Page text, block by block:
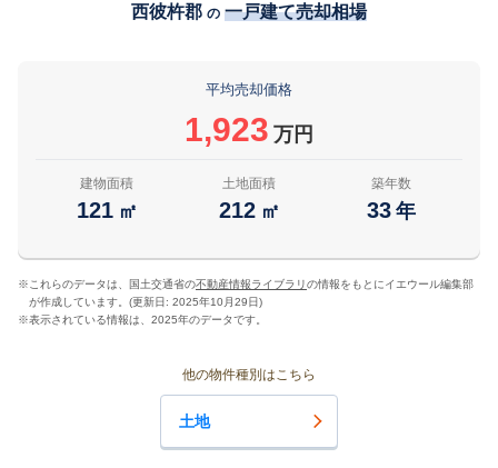
西彼杵郡 の 一戸建て売却相場
平均売却価格
1,923 万円
建物面積
121 ㎡
土地面積
212 ㎡
築年数
33 年
※ これらのデータは、国土交通省の不動産情報ライブラリの情報をもとにイエウール編集部
が作成しています。(更新日: 2025年10月29日)
※表示されている情報は、2025年のデータです。
他の物件種別はこちら
土地